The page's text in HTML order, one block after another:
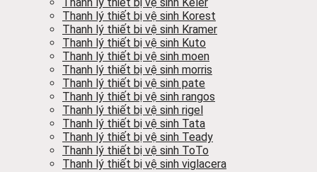
Thanh lý thiết bị vệ sinh Korest
Thanh lý thiết bi vệ sinh Kramer
Thanh lý thiết bị vệ sinh Kuto
Thanh lý thiết bị vệ sinh moen
Thanh lý thiết bị vệ sinh morris
Thanh lý thiết bị vệ sinh pate
Thanh lý thiết bị vệ sinh rangos
Thanh lý thiết bị vệ sinh rigel
Thanh lý thiết bị vệ sinh Tata
Thanh lý thiết bị vệ sinh Teady
Thanh lý thiết bị vệ sinh ToTo
Thanh lý thiết bị vệ sinh viglacera